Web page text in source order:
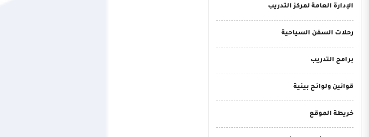
الإدارة العامة لمركز التدريب
رحلات السفن السياحية
برامج التدريب
قوانين ولوائح بيئية
خريطة الموقع